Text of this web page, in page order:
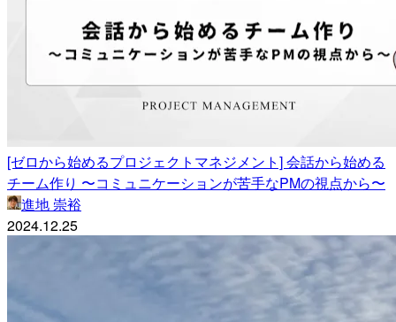
[ゼロから始めるプロジェクトマネジメント] 会話から始める
チーム作り 〜コミュニケーションが苦手なPMの視点から〜
進地 崇裕
2024.12.25